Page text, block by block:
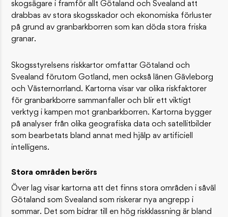
skogsägare i framför allt Götaland och Svealand att
drabbas av stora skogsskador och ekonomiska förluster
på grund av granbarkborren som kan döda stora friska
granar.
Skogsstyrelsens riskkartor omfattar Götaland och
Svealand förutom Gotland, men också länen Gävleborg
och Västernorrland. Kartorna visar var olika riskfaktorer
för granbarkborre sammanfaller och blir ett viktigt
verktyg i kampen mot granbarkborren. Kartorna bygger
på analyser från olika geografiska data och satellitbilder
som bearbetats bland annat med hjälp av artificiell
intelligens.
Stora områden berörs
Över lag visar kartorna att det finns stora områden i såväl
Götaland som Svealand som riskerar nya angrepp i
sommar. Det som bidrar till en hög riskklassning är bland